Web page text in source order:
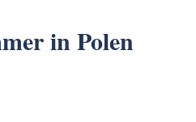
in Polen